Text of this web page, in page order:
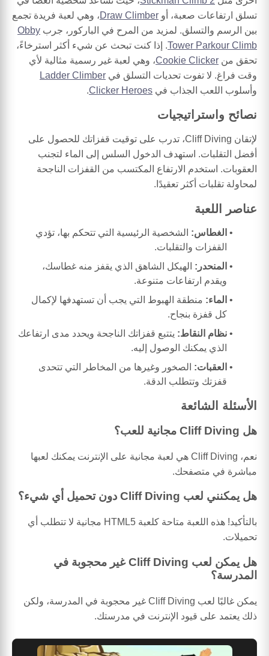
تسلق ارتفاعات صعبة، أو Draw Climber، وهي لعبة فريدة تجمع
بين الرسم والتسلق. لمزيد من المرح في الباركور، جرب Obby
Tower Parkour Climb. إذا كنت تبحث عن شيء أكثر استرخاءً،
تحقق من Cookie Clicker، وهي لعبة غير رسمية مثالية لأي
وقت فراغ. لا تفوت تحديات التسلق في Ladder Climber
وأسلوب اللعب الجذاب في Clicker Heroes
.
نصائح واستراتيجيات
لإتقان Cliff Diving، تدرب على توقيت قفزاتك للحصول على
أفضل التقلبات. استهدف الدخول السلس إلى الماء لتجنب
العقوبات. استخدم الارتفاع المكتسب من القفزات الناجحة
لمحاولة تقلبات أكثر تعقيدًا.
عناصر اللعبة
الغطاس: الشخصية الرئيسية التي تتحكم بها، تؤدي
القفزات والتقلبات.
المنحدر: الهيكل الشاهق الذي يقفز منه غطاسك،
ويقدم ارتفاعات متنوعة.
الماء: منطقة الهبوط التي يجب أن تستهدفها لإكمال
كل قفزة بنجاح.
نظام النقاط: يتتبع قفزاتك الناجحة ويحدد مدى ارتفاعك
الذي يمكنك الوصول إليه.
العقبات: الصخور وغيرها من المخاطر التي تتحدى
قفزتك وتتطلب الدقة.
الأسئلة الشائعة
هل Cliff Diving مجانية للعب؟
نعم، Cliff Diving هي لعبة مجانية على الإنترنت يمكنك لعبها
مباشرة في متصفحك.
هل يمكنني لعب Cliff Diving دون تحميل أي شيء؟
بالتأكيد! هذه اللعبة متاحة كلعبة HTML5 مجانية لا تتطلب أي
تحميلات.
هل يمكن لعب Cliff Diving غير محجوبة في
المدرسة؟
يمكن غالبًا لعب Cliff Diving غير محجوبة في المدرسة، ولكن
ذلك يعتمد على قيود الإنترنت في مدرستك.